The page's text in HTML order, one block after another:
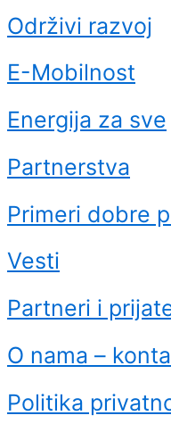
Održivi razvoj
E-Mobilnost
Energija za sve
Partnerstva
Primeri dobre
Vesti
Partneri i
O nama –
Politika